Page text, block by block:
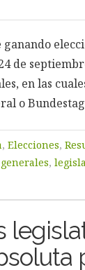
de
en las
o
, Elecciones,
,